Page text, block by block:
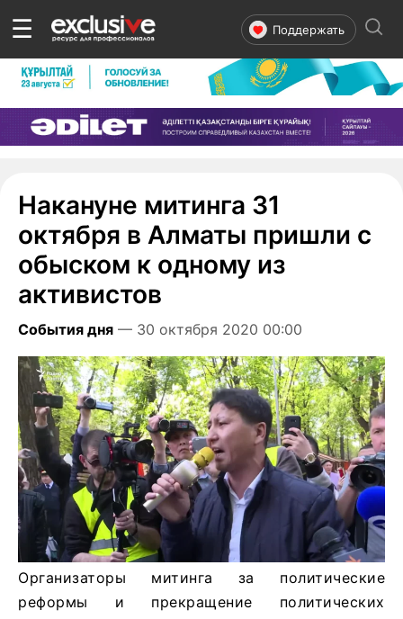
☰ Поддержать
Накануне митинга 31
октября в Алматы пришли с
обыском к одному из
активистов
События дня — 30 октября 2020 00:00
Организаторы митинга за политические
реформы и прекращение политических